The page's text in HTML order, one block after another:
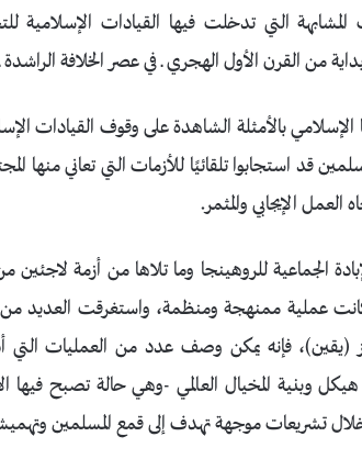
المشابهة التي تدخلت فيها القيادات الإسلامية
من القرن الأول الهجري ـ في عصر الخلافة
الإسلامي بالأمثلة الشاهدة على وقوف القيادات
قد استجابوا تلقائيًا للأزمات التي تعاني
العمل الإيجابي والمثمر.
الجماعية للروهينجا وما تلاها من أزمة
كانت عملية ممنهجة ومنظمة، واستغرقت العديد
(يقين)، فإنه يمكن وصف عدد من العمليات التي أدت
هيكل وبنية المخيال العالمي -وهي حالة تصبح فيها
تشريعات موجهة تهدف إلى قمع المسلمين